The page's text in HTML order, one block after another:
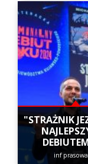
"STRAŻNIK
inf prasowa